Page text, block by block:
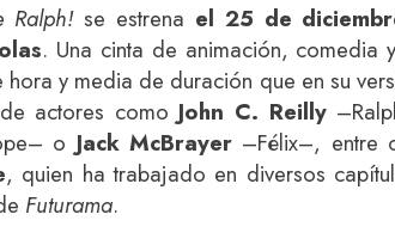
Ralph!se estrena el 25 de
. Una cinta de animación, comedia
hora y media de duración que en su
actores como John C. Reilly
o Jack McBrayer–Félix–, entre
, quien ha trabajado en diversos
Futurama.